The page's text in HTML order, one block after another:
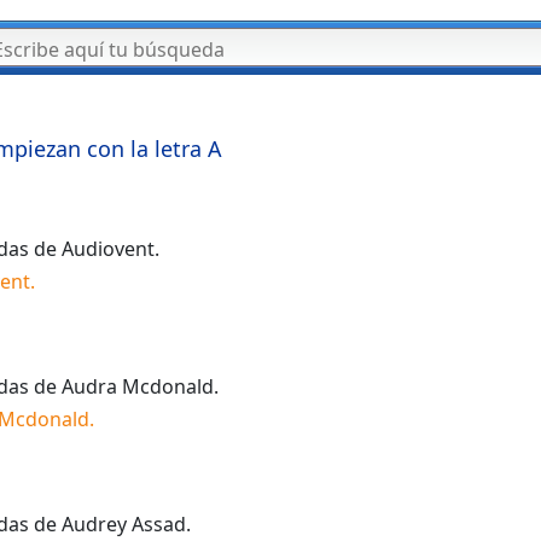
con la letra A
deAudiovent.
.
deAudra Mcdonald.
.
deAudrey Assad.